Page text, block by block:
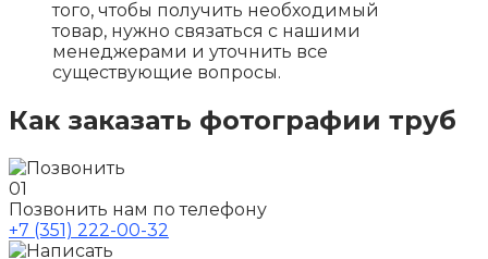
того, чтобы получить необходимый
товар, нужно связаться с нашими
менеджерами и уточнить все
существующие вопросы.
Как заказать фотографии труб
01
Позвонить нам по телефону
+7 (351) 222-00-32